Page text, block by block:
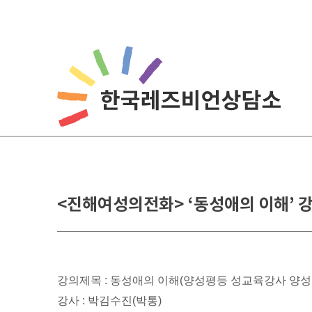
<진해여성의전화> ‘동성애의 이해’
강의제목 : 동성애의 이해(양성평등 성교육강사 양
강사 : 박김수진(박통)